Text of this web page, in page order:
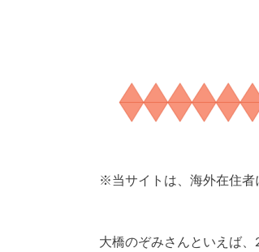
※当サイトは、海外在住者
大橋のぞみさんといえば